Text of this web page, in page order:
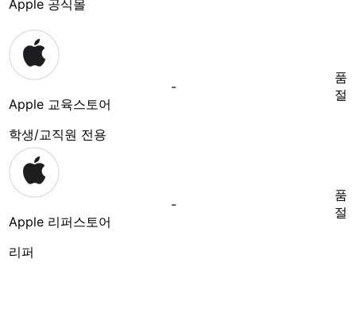
Apple 공식몰
Apple 교육스토어
학생/교직원 전용
-
품
절
Apple 리퍼스토어
리퍼
-
품
절